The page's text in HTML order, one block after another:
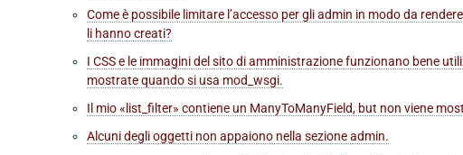
Come è possibile limitare l’accesso per gli admin in modo da
li hanno creati?
I CSS e le immagini del sito di amministrazione funzionano bene
mostrate quando si usa mod_wsgi.
Il mio «list_filter» contiene un ManyToManyField, but non viene
Alcuni degli oggetti non appaiono nella sezione admin.